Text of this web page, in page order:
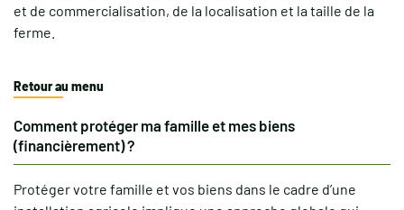
et de commercialisation, de la localisation et la taille de la
ferme.
Retour au menu
Comment protéger ma famille et mes biens
(financièrement) ?
Protéger votre famille et vos biens dans le cadre d’une